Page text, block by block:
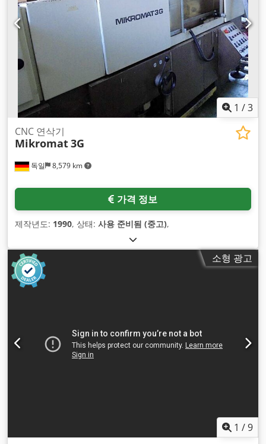
1 /3
독일 8,579 km
CNC 연삭기
Mikromat3G
가격 정보
제작년도: 1990, 상태: 사용 준비됨 (중고),
소형 광고
1 /9